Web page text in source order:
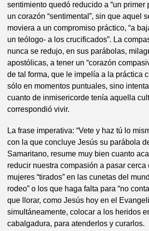
sentimiento quedó reducido a “un primer
un corazón “sentimental”, sin que aquel
moviera a un compromiso práctico, “a
un teólogo- a los crucificados”. La
nunca se redujo, en sus parábolas,
apostólicas, a tener un “corazón
de tal forma, que le impelía a la práctica
sólo en momentos puntuales, sino
cuanto de inmisericorde tenía aquella
correspondió vivir.
La frase imperativa: “Vete y haz tú lo
con la que concluye Jesús su parábola
Samaritano, resume muy bien cuanto
reducir nuestra compasión a pasar cerca
mujeres “tirados” en las cunetas del
rodeo” o los que haga falta para “no
que llorar, como Jesús hoy en el
simultáneamente, colocar a los heridos
cabalgadura, para atenderlos y curarlos.